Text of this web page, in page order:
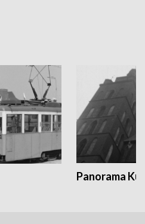
Panorama